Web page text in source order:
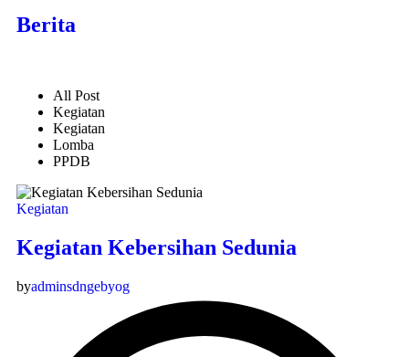
Berita
All Post
Kegiatan
Kegiatan
Lomba
PPDB
Kegiatan
Kegiatan Kebersihan Sedunia
byadminsdngebyog